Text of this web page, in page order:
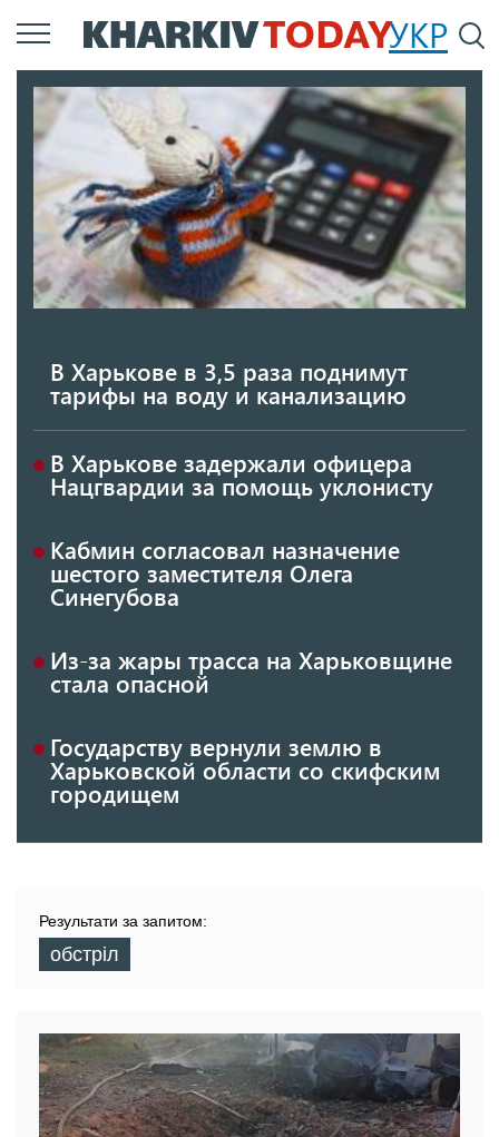
Перейти
к
содержанию
УКР
В Харькове в 3,5 раза поднимут
тарифы на воду и канализацию
В Харькове задержали офицера
Нацгвардии за помощь уклонисту
Кабмин согласовал назначение
шестого заместителя Олега
Синегубова
Из-за жары трасса на Харьковщине
стала опасной
Государству вернули землю в
Харьковской области со скифским
городищем
Результати за запитом:
обстріл